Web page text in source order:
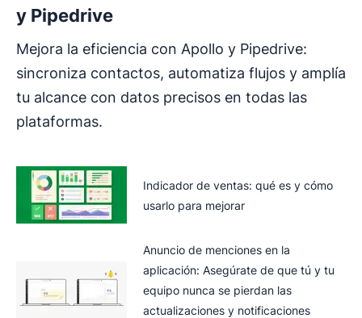
y Pipedrive
Mejora la eficiencia con Apollo y Pipedrive:
sincroniza contactos, automatiza flujos y amplía
tu alcance con datos precisos en todas las
plataformas.
Indicador de ventas: qué es y cómo
usarlo para mejorar
Anuncio de menciones en la
aplicación: Asegúrate de que tú y tu
equipo nunca se pierdan las
actualizaciones y notificaciones